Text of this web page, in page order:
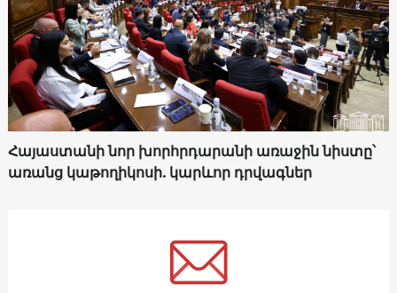
Հայաստանի նոր խորհրդարանի առաջին նիստը՝
առանց կաթողիկոսի. կարևոր դրվագներ